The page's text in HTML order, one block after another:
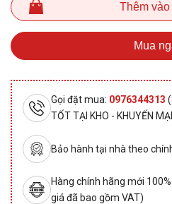
Thêm
Mua
Gọi đặt mua: 0976344313
TỐT TẠI KHO - KHUYẾN MẠI
Bảo hành tại nhà theo
Hàng chính hãng mới
giá đã bao gồm VAT)